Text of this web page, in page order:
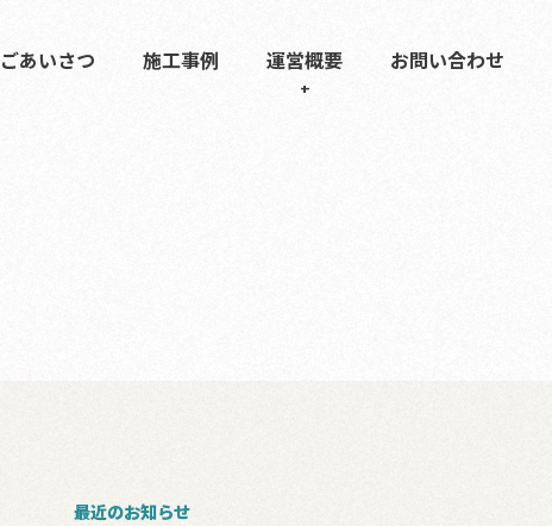
ごあいさつ 施工事例 運営概要 お問い合わせ
最近のお知らせ